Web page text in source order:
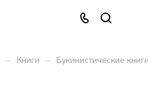
– Книги – Букинистические